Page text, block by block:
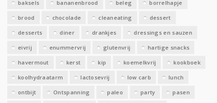
baksels bananenbrood beleg borrelhapje
brood chocolade cleaneating dessert
desserts diner drankjes dressings en sauzen
eivrij enummervrij glutenvrij hartige snacks
havermout kerst kip koemelkvrij kookboek
koolhydraatarm lactosevrij low carb lunch
ontbijt Ontspanning paleo party pasen